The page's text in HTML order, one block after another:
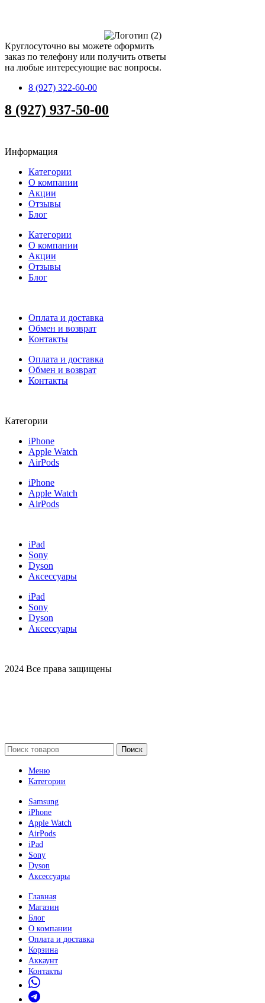
Круглосуточно вы можете оформить
заказ по телефону или получить ответы
на любые интересующие вас вопросы.
8 (927) 322-60-00
8 (927) 937-50-00
Информация
Категории
О компании
Акции
Отзывы
Блог
Категории
О компании
Акции
Отзывы
Блог
Оплата и доставка
Обмен и возврат
Контакты
Оплата и доставка
Обмен и возврат
Контакты
Категории
iPhone
Apple Watch
AirPods
iPhone
Apple Watch
AirPods
iPad
Sony
Dyson
Аксессуары
iPad
Sony
Dyson
Аксессуары
2024 Все права защищены
Поиск
Меню
Категории
Samsung
iPhone
Apple Watch
AirPods
iPad
Sony
Dyson
Аксессуары
Главная
Магазин
Блог
О компании
Оплата и доставка
Корзина
Аккаунт
Контакты